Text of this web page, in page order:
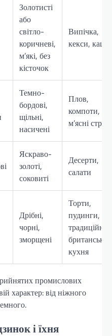
Золотисті
або
світло-
коричневі,
м’які, без
кісточок
Випічка,
кекси, каші
Темно-
бордові,
щільні,
насичені
Плов,
компоти,
м’ясні
Яскраво-
золоті,
соковиті
Десерти,
салати
Дрібні,
чорні,
зморщені
Торти,
пудинги,
традиційна
британська
кухня
промислових
характер: від ніжного
і їхня